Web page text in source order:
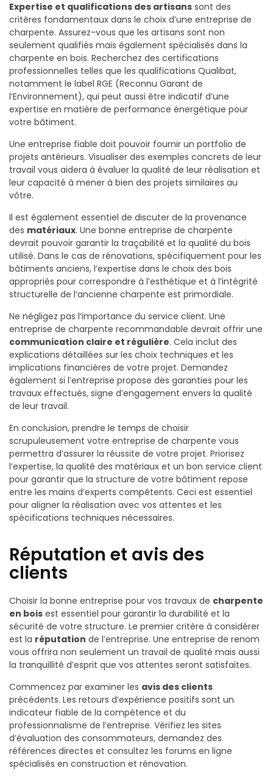
Expertise et qualifications des artisans sont des
critères fondamentaux dans le choix d’une entreprise de
charpente. Assurez-vous que les artisans sont non
seulement qualifiés mais également spécialisés dans la
charpente en bois. Recherchez des certifications
professionnelles telles que les qualifications Qualibat,
notamment le label RGE (Reconnu Garant de
l’Environnement), qui peut aussi être indicatif d’une
expertise en matière de performance énergétique pour
votre bâtiment.
Une entreprise fiable doit pouvoir fournir un portfolio de
projets antérieurs. Visualiser des exemples concrets de leur
travail vous aidera à évaluer la qualité de leur réalisation et
leur capacité à mener à bien des projets similaires au
vôtre.
Il est également essentiel de discuter de la provenance
des matériaux. Une bonne entreprise de charpente
devrait pouvoir garantir la traçabilité et la qualité du bois
utilisé. Dans le cas de rénovations, spécifiquement pour les
bâtiments anciens, l’expertise dans le choix des bois
appropriés pour correspondre à l’esthétique et à l’intégrité
structurelle de l’ancienne charpente est primordiale.
Ne négligez pas l’importance du service client. Une
entreprise de charpente recommandable devrait offrir une
communication claire et régulière. Cela inclut des
explications détaillées sur les choix techniques et les
implications financières de votre projet. Demandez
également si l’entreprise propose des garanties pour les
travaux effectués, signe d’engagement envers la qualité
de leur travail.
En conclusion, prendre le temps de choisir
scrupuleusement votre entreprise de charpente vous
permettra d’assurer la réussite de votre projet. Priorisez
l’expertise, la qualité des matériaux et un bon service client
pour garantir que la structure de votre bâtiment repose
entre les mains d’experts compétents. Ceci est essentiel
pour aligner la réalisation avec vos attentes et les
spécifications techniques nécessaires.
Réputation et avis des
clients
Choisir la bonne entreprise pour vos travaux de charpente
en bois est essentiel pour garantir la durabilité et la
sécurité de votre structure. Le premier critère à considérer
est la réputation de l’entreprise. Une entreprise de renom
vous offrira non seulement un travail de qualité mais aussi
la tranquillité d’esprit que vos attentes seront satisfaites.
Commencez par examiner les avis des clients
précédents. Les retours d’expérience positifs sont un
indicateur fiable de la compétence et du
professionnalisme de l’entreprise. Vérifiez les sites
d’évaluation des consommateurs, demandez des
références directes et consultez les forums en ligne
spécialisés en construction et rénovation.